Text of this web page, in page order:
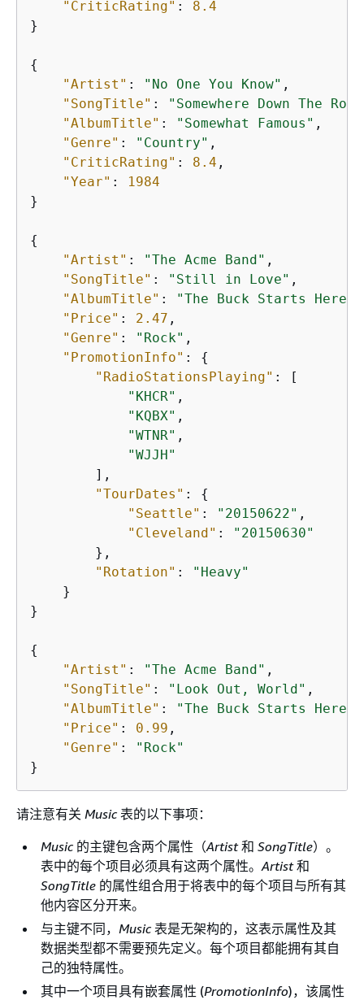
"CriticRating" : 8.4
}
{
"Artist" : "No One You Know" ,
"SongTitle" :
"Somewhere Down The
"AlbumTitle" : "Somewhat Famous" ,
"Genre" : "Country" ,
"CriticRating" : 8.4 ,
"Year" :
1984
}
{
"Artist" : "The Acme Band" ,
"SongTitle" : "Still in Love" ,
"AlbumTitle" : "The Buck Starts Here"
"Price" : 2.47 ,
"Genre" : "Rock" ,
"PromotionInfo" : {
"RadioStationsPlaying" : [
"KHCR" ,
"KQBX" ,
"WTNR" ,
"WJJH"
        ],
"TourDates" : {
"Seattle" : "20150622" ,
"Cleveland" :
"20150630"
        },
"Rotation" :
"Heavy"
    }
}
{
"Artist" : "The Acme Band" ,
"SongTitle" : "Look Out, World" ,
"AlbumTitle" : "The Buck Starts Here"
"Price" : 0.99 ,
"Genre" :
"Rock"
}
请注意有关 Music表的以下事项：
Music的主键包含两个属性（Artist和 SongTitle）。
表中的每个项目必须具有这两个属性。 Artist和
SongTitle 的属性组合用于将表中的每个项目与所有其
他内容区分开来。
与主键不同， Music表是无架构的，这表示属性及其
数据类型都不需要预先定义。每个项目都能拥有其自
己的独特属性。
其中一个项目具有嵌套属性 (PromotionInfo)，该属性